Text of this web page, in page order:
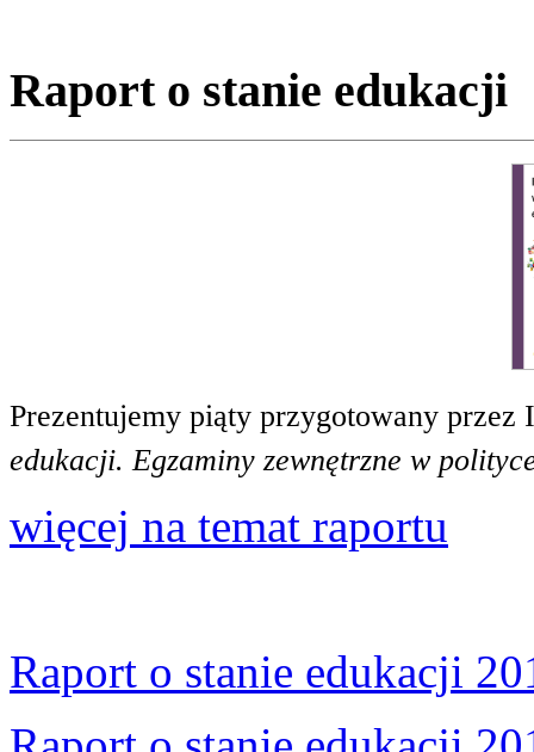
Raport o stanie edukacji
Prezentujemy piąty przygotowany
edukacji. Egzaminy zewnętrzne w
więcej na temat raportu
Raport o stanie edukacji